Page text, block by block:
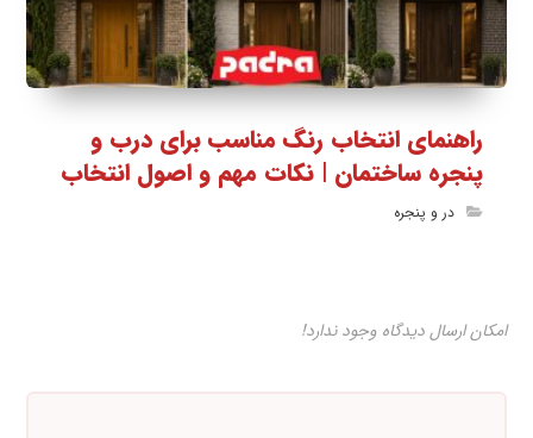
راهنمای انتخاب رنگ مناسب برای درب و
پنجره ساختمان | نکات مهم و اصول انتخاب
در و پنجره
امکان ارسال دیدگاه وجود ندارد!